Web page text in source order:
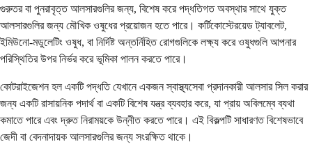
গুরুতর বা পুনরাবৃত্ত আলসারগুলির জন্য, বিশেষ করে পদ্ধতিগত অবস্থার সাথে যুক্ত
আলসারগুলির জন্য মৌখিক ওষুধের প্রয়োজন হতে পারে। কর্টিকোস্টেরয়েড ট্যাবলেট,
ইমিউনো-মডুলেটিং ওষুধ, বা নির্দিষ্ট অন্তর্নিহিত রোগগুলিকে লক্ষ্য করে ওষুধগুলি আপনার
পরিস্থিতির উপর নির্ভর করে ভূমিকা পালন করতে পারে।
কোটরাইজেশন হল একটি পদ্ধতি যেখানে একজন স্বাস্থ্যসেবা প্রদানকারী আলসার সিল করার
জন্য একটি রাসায়নিক পদার্থ বা একটি বিশেষ যন্ত্র ব্যবহার করে, যা প্রায় অবিলম্বে ব্যথা
কমাতে পারে এবং দ্রুত নিরাময়কে উন্নীত করতে পারে। এই বিকল্পটি সাধারণত বিশেষভাবে
জেদী বা বেদনাদায়ক আলসারগুলির জন্য সংরক্ষিত থাকে।